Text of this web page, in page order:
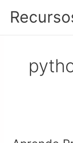
contenido